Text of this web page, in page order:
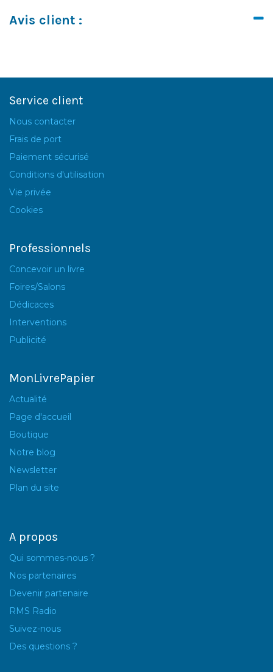
Avis client :
Service client
Nous contacter
Frais de port
Paiement sécurisé
Conditions d'utilisation
Vie privée
Cookies
Professionnels
Concevoir un livre
Foires/Salons
Dédicaces
Interventions
Publicité
MonLivrePapier
Actualité
Page d'accueil
Boutique
Notre blog
Newsletter
Plan du site
A propos
Qui sommes-nous ?
Nos partenaires
Devenir partenaire
RMS Radio
Suivez-nous
Des questions ?